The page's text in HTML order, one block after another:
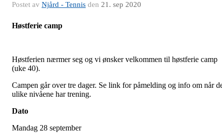
Postet av Njård - Tennis den 21. sep 2020
Høstferie camp
Høstferien nærmer seg og vi ønsker velkommen til høstferie camp
(uke 40).
Campen går over tre dager. Se link for påmelding og info om når
ulike nivåene har trening.
Dato
Mandag 28 september